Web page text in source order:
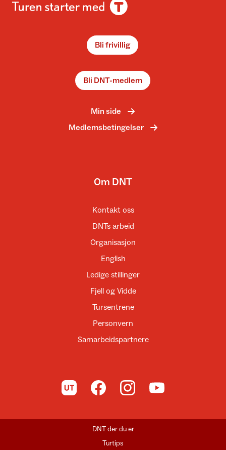
Bli frivillig
Bli DNT-medlem
Min side
Medlemsbetingelser
Om DNT
Kontakt oss
DNTs arbeid
Organisasjon
English
Ledige stillinger
Fjell og Vidde
Tursentrene
Personvern
Samarbeidspartnere
Til UT.no Til DNT på Facebook
Til DNT på Instagram
Til DNT på YouTube
DNT der du er
Turtips